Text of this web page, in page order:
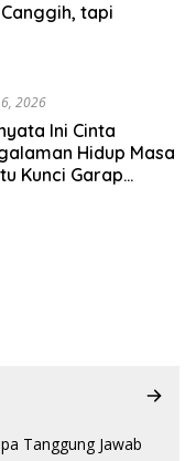
tapi
2026
Ini Cinta
Hidup Masa
Kunci Garap